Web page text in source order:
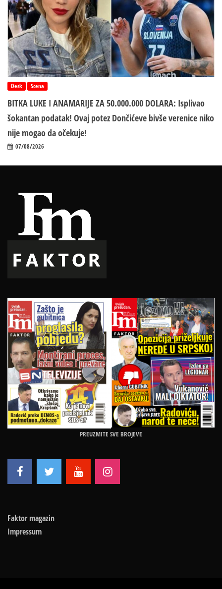
Desk Scena
BITKA LUKE I ANAMARIJE ZA 50.000.000 DOLARA: Isplivao
šokantan podatak! Ovaj potez Dončićeve bivše verenice niko
nije mogao da očekuje!
07/08/2026
PREUZMITE SVE BROJEVE
Faktor magazin
Impressum